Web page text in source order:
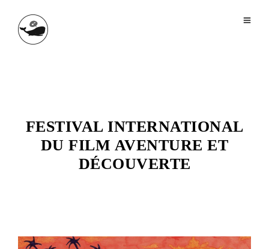
FESTIVAL INTERNATIONAL
DU FILM AVENTURE ET
DÉCOUVERTE